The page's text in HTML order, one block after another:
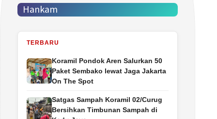
Hankam
TERBARU
Koramil Pondok Aren Salurkan 50
Paket Sembako lewat Jaga Jakarta
On The Spot
Satgas Sampah Koramil 02/Curug
Bersihkan Timbunan Sampah di